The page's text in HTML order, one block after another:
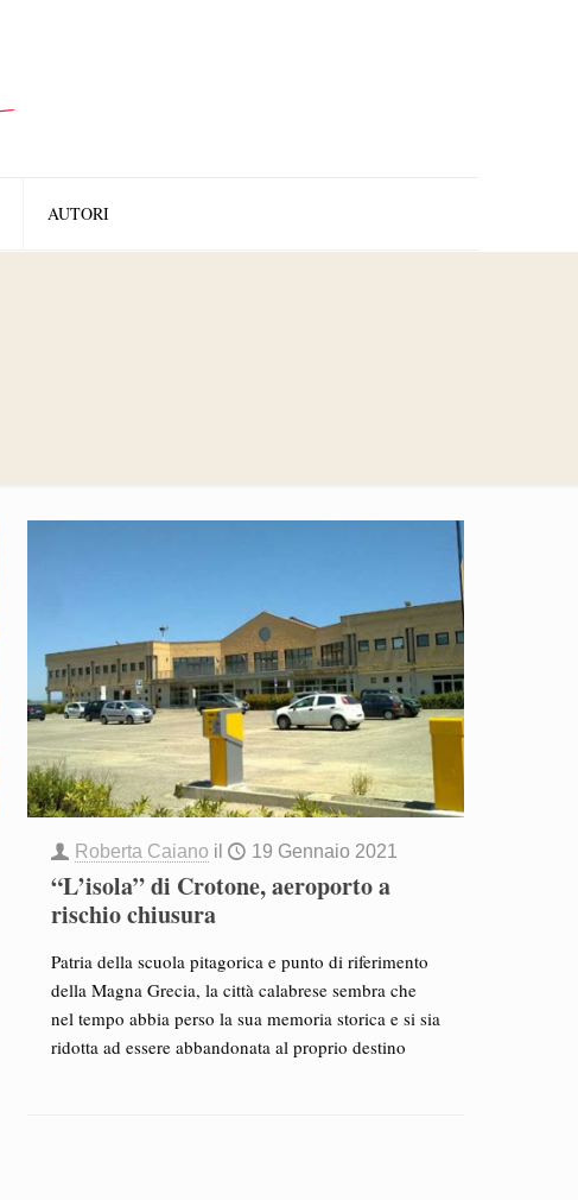
AUTORI
Roberta Caiano il 19 Gennaio 2021
“L’isola” di Crotone, aeroporto a
rischio chiusura
Patria della scuola pitagorica e punto di riferimento
della Magna Grecia, la città calabrese sembra che
nel tempo abbia perso la sua memoria storica e si sia
ridotta ad essere abbandonata al proprio destino